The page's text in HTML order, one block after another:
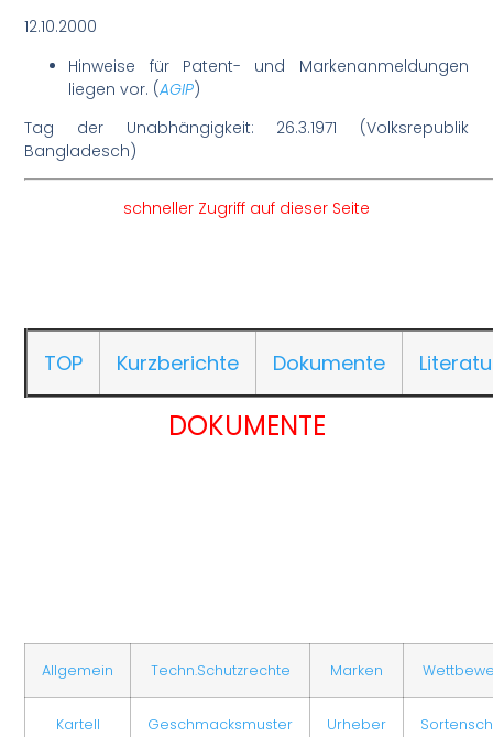
12.10.2000
Hinweise für Patent- und Markenanmeldungen
liegen vor. (AGIP)
Tag der Unabhängigkeit: 26.3.1971 (Volksrepublik
Bangladesch)
schneller Zugriff auf dieser Seite
TOP Kurzberichte Dokumente
DOKUMENTE
Allgemein Techn.Schutzrechte Marken
Kartell Geschmacksmuster Urheber